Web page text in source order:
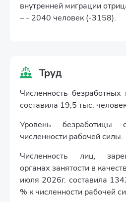
внутренней миграции
– - 2040 человек (-3158).
Труд
Численность
составила 19,5 тыс.
Уровень безработицы
численности рабочей силы.
Численность лиц,
органах занятости в
июля 2026г. составила
% к численности рабочей